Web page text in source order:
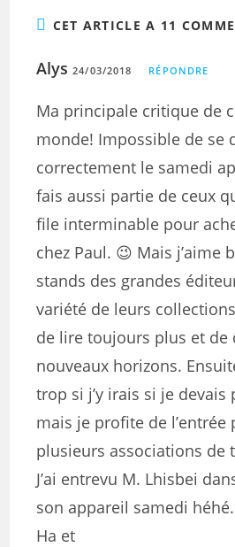
CET ARTICLE A 11
Alys 24/03/2018 RÉPONDRE
Ma principale critique de
monde! Impossible de se
correctement le samedi
fais aussi partie de ceux
file interminable pour
chez Paul. 😉 Mais j’aime
stands des grandes
variété de leurs
de lire toujours plus et de
nouveaux horizons.
trop si j’y irais si je devais
mais je profite de l’entrée
plusieurs associations de
J’ai entrevu M. Lhisbei
son appareil samedi héhé.
Ha et